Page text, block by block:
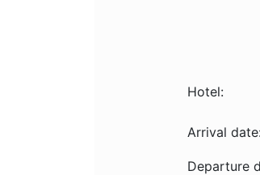
Hotel:
Arrival
Departure